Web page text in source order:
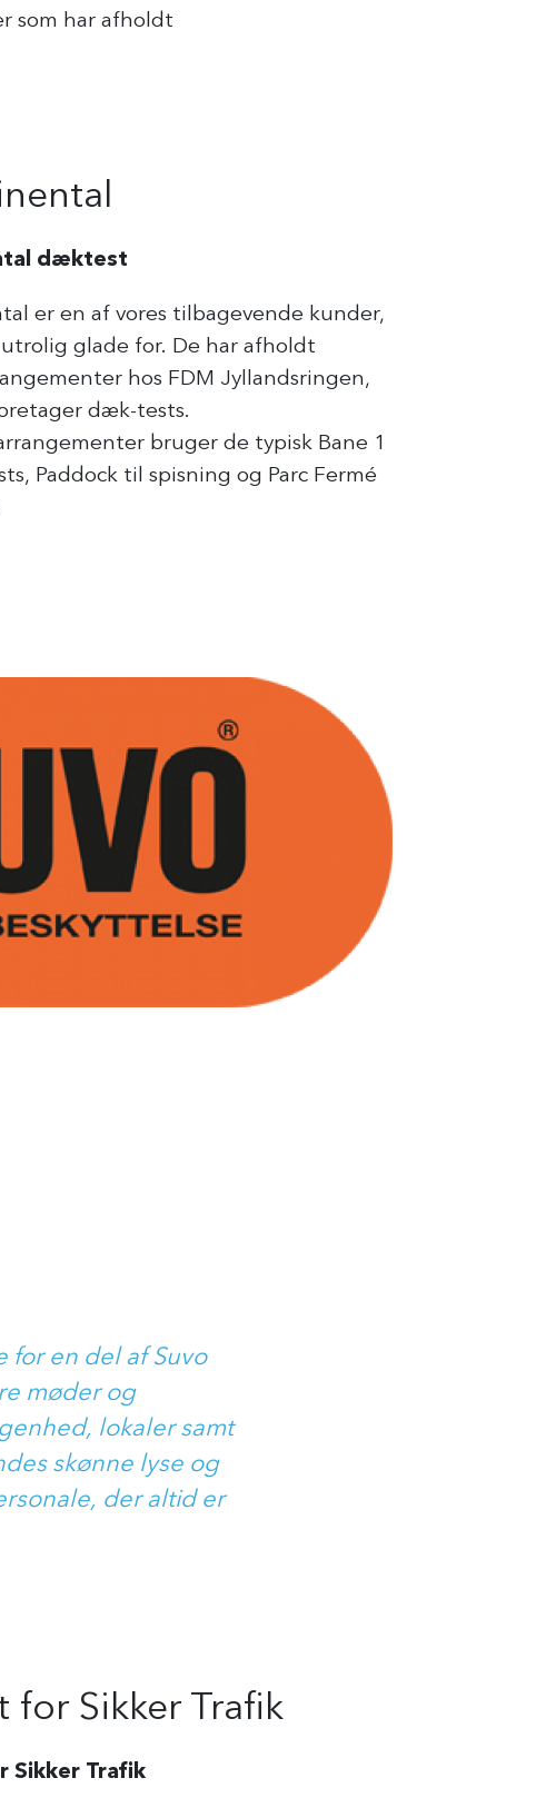
som har afholdt
dæktest
er en af vores tilbagevende kunder,
glade for. De har afholdt
hos FDM Jyllandsringen,
dæk-tests.
bruger de typisk Bane 1
Paddock til spisning og Parc Fermé
for en del af Suvo
møder og
lokaler samt
skønne lyse og
der altid er
for Sikker Trafik
Sikker Trafik